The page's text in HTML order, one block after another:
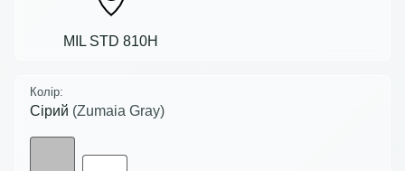
MIL STD 810H
Колір:
Сірий (Zumaia Gray)